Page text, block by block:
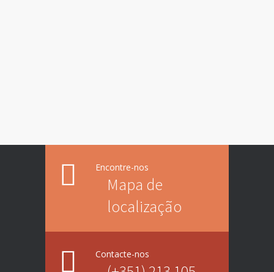
Encontre-nos
Mapa de
localização
Contacte-nos